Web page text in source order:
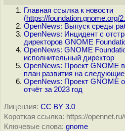
Главная ссылка к новости
(https://foundation.gnome.org/
OpenNews: Выпуск среды
OpenNews: Инцидент с
директоров GNOME
OpenNews: GNOME
исполнительный директор
OpenNews: Проект GNOME
план развития на
OpenNews: Проект GNOME
отчёт за 2023 год
Лицензия: CC BY 3.0
Короткая ссылка: https://
Ключевые слова: gnome